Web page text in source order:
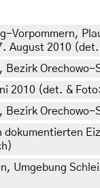
Vorpommern,
August 2010
Bezirk
2010 (det. &
Bezirk
Umgebung